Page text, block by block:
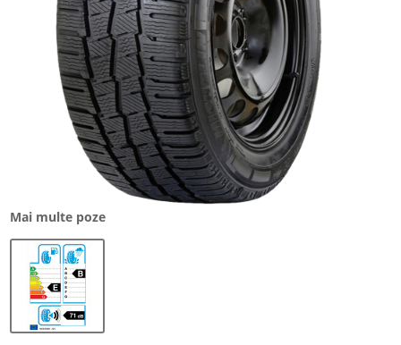
Mai multe poze